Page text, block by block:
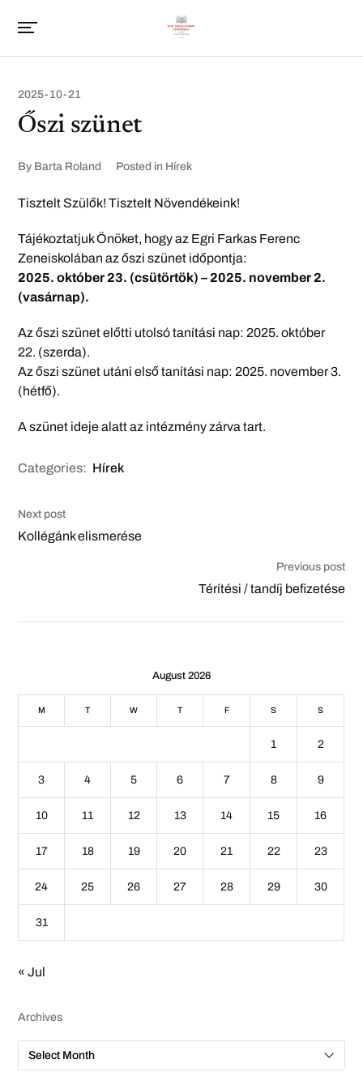
2025-10-21
Őszi szünet
By Barta Roland Posted in Hírek
Tisztelt Szülők! Tisztelt Növendékeink!
Tájékoztatjuk Önöket, hogy az Egri Farkas Ferenc
Zeneiskolában az őszi szünet időpontja:
2025. október 23. (csütörtök) – 2025. november 2.
(vasárnap).
Az őszi szünet előtti utolsó tanítási nap: 2025. október
22. (szerda).
Az őszi szünet utáni első tanítási nap: 2025. november 3.
(hétfő).
A szünet ideje alatt az intézmény zárva tart.
Categories: Hírek
Next post
Kollégánk elismerése
Previous post
Térítési / tandíj befizetése
August 2026
M T W T F S S
1 2
3 4 5 6 7 8 9
10 11 12 13 14 15 16
17 18 19 20 21 22 23
24 25 26 27 28 29 30
31
« Jul
Archives
A
c